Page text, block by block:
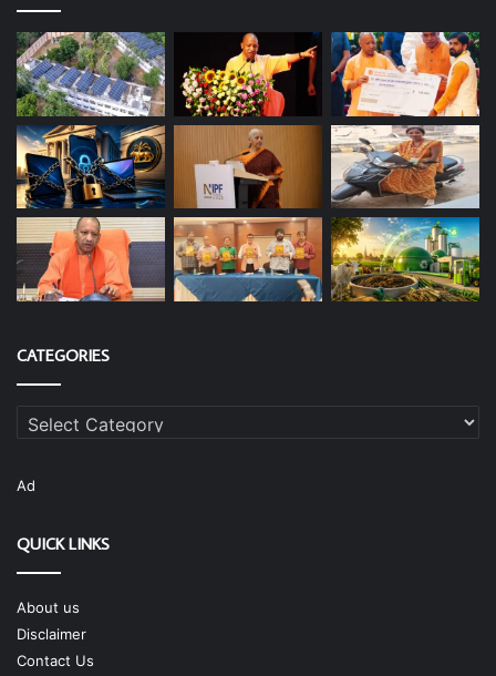
CATEGORIES
Categories
Ad
QUICK LINKS
About us
Disclaimer
Contact Us